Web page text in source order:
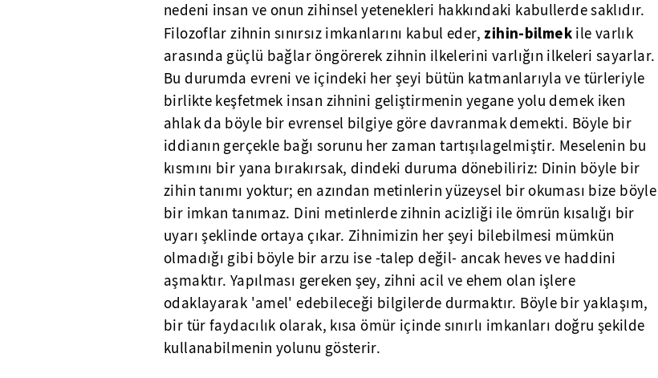
nedeni insan ve onun zihinsel yetenekleri hakkındaki kabullerde saklıdır.
Filozoflar zihnin sınırsız imkanlarını kabul eder, zihin-bilmekile varlık
arasında güçlü bağlar öngörerek zihnin ilkelerini varlığın ilkeleri sayarlar.
Bu durumda evreni ve içindeki her şeyi bütün katmanlarıyla ve türleriyle
birlikte keşfetmek insan zihnini geliştirmenin yegane yolu demek iken
ahlak da böyle bir evrensel bilgiye göre davranmak demekti. Böyle bir
iddianın gerçekle bağı sorunu her zaman tartışılagelmiştir. Meselenin bu
kısmını bir yana bırakırsak, dindeki duruma dönebiliriz: Dinin böyle bir
zihin tanımı yoktur; en azından metinlerin yüzeysel bir okuması bize böyle
bir imkan tanımaz. Dini metinlerde zihnin acizliği ile ömrün kısalığı bir
uyarı şeklinde ortaya çıkar. Zihnimizin her şeyi bilebilmesi mümkün
olmadığı gibi böyle bir arzu ise -talep değil- ancak heves ve haddini
aşmaktır. Yapılması gereken şey, zihni acil ve ehem olan işlere
odaklayarak 'amel' edebileceği bilgilerde durmaktır. Böyle bir yaklaşım,
bir tür faydacılık olarak, kısa ömür içinde sınırlı imkanları doğru şekilde
kullanabilmenin yolunu gösterir.